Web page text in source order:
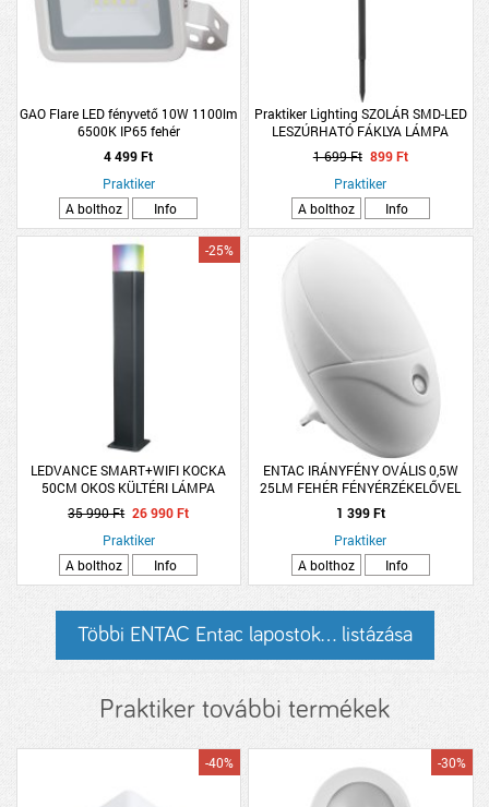
GAO Flare LED fényvető 10W 1100lm
6500K IP65 fehér
4 499 Ft
Praktiker
A bolthoz
Info
Praktiker Lighting SZOLÁR SMD-LED
LESZÚRHATÓ FÁKLYA LÁMPA
7,5X50,5CM FEKETE, MŰANYAG
1 699 Ft 899 Ft
Praktiker
A bolthoz
Info
LEDVANCE SMART+WIFI KOCKA
50CM OKOS KÜLTÉRI LÁMPA
SÖTÉTSZÜRKE SZÍNVÁLTÓS
-25%
35 990 Ft 26 990 Ft
Praktiker
A bolthoz
Info
ENTAC IRÁNYFÉNY OVÁLIS 0,5W
25LM FEHÉR FÉNYÉRZÉKELŐVEL
1 399 Ft
Praktiker
A bolthoz
Info
Többi ENTAC Entac lapostok... listázása
Praktiker további termékek
-40% -30%